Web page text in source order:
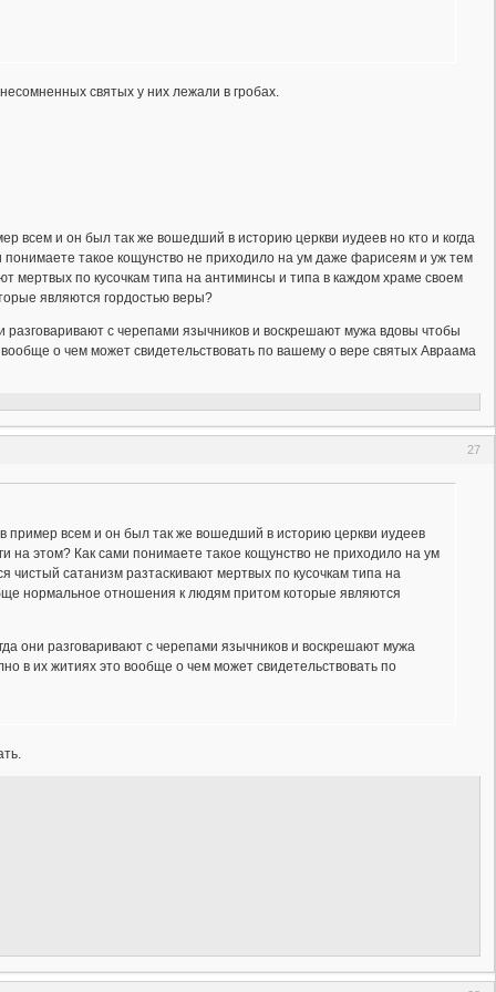
святых у них лежали в гробах.
всем и он был так же вошедший в историю церкви иудеев но кто и когда
понимаете такое кощунство не приходило на ум даже фарисеям и уж тем
мертвых по кусочкам типа на антиминсы и типа в каждом храме своем
являются гордостью веры?
разговаривают с черепами язычников и воскрешают мужа вдовы чтобы
о чем может свидетельствовать по вашему о вере святых Авраама
27
пример всем и он был так же вошедший в историю церкви иудеев
на этом? Как сами понимаете такое кощунство не приходило на ум
сатанизм разтаскивают мертвых по кусочкам типа на
нормальное отношения к людям притом которые являются
они разговаривают с черепами язычников и воскрешают мужа
в их житиях это вообще о чем может свидетельствовать по